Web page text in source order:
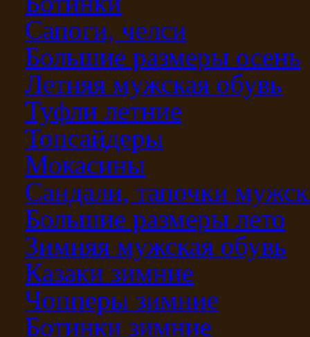
Сапоги, челси
Большие размеры осень
Летняя мужская обувь
Туфли летние
Топсайдеры
Мокасины
Сандали, тапочки
Большие размеры лето
Зимняя мужская обувь
Казаки зимние
Чопперы зимние
Ботинки зимние